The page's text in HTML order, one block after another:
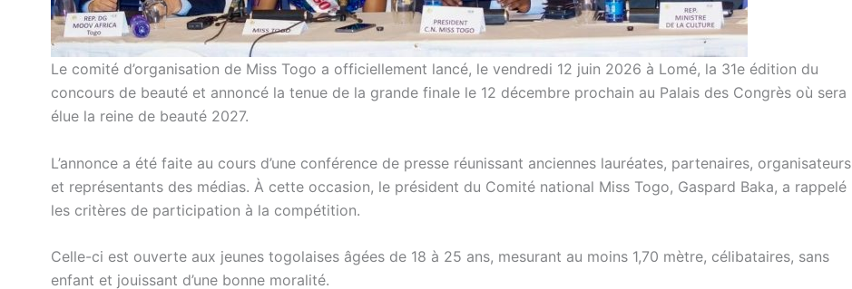
Le comité d’organisation de Miss Togo a officiellement lancé, le vendredi 12 juin 2026 à Lomé, la 31e édition du
concours de beauté et annoncé la tenue de la grande finale le 12 décembre prochain au Palais des Congrès où sera
élue la reine de beauté 2027.
L’annonce a été faite au cours d’une conférence de presse réunissant anciennes lauréates, partenaires, organisateurs
et représentants des médias. À cette occasion, le président du Comité national Miss Togo, Gaspard Baka, a rappelé
les critères de participation à la compétition.
Celle-ci est ouverte aux jeunes togolaises âgées de 18 à 25 ans, mesurant au moins 1,70 mètre, célibataires, sans
enfant et jouissant d’une bonne moralité.